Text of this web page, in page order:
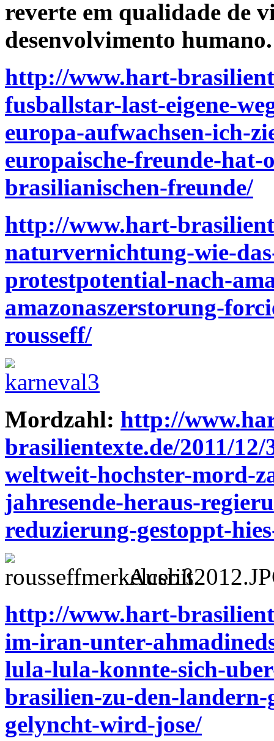
reverte em qualidade de
desenvolvimento humano.
http://www.hart-
fusballstar-last-eigene-
europa-aufwachsen-ich-
europaische-freunde-
brasilianischen-freunde/
http://www.hart-
naturvernichtung-wie-
protestpotential-nach-
amazonaszerstorung-
rousseff/
Mordzahl: http://
brasilientexte.de/2011/
weltweit-hochster-mord-
jahresende-heraus-
reduzierung-gestoppt-
Ausriß.
http://www.hart-
im-iran-unter-
lula-lula-konnte-sich-
brasilien-zu-den-
gelyncht-wird-jose/